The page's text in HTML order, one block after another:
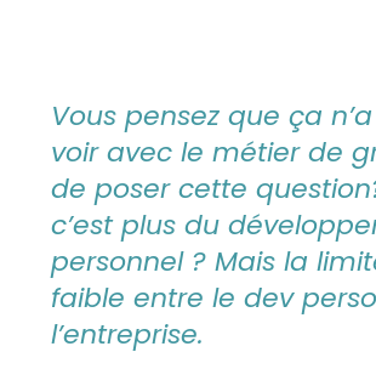
Vous pensez que ça
voir avec le métier de
de poser cette
c’est plus du
personnel ? Mais la
faible entre le dev
l’entreprise.